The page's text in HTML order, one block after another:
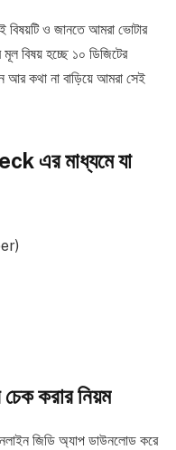
ও জানতে আমরা ভোটার
বিষয় হচ্ছে ১০ ডিজিটের
আর কথা না বাড়িয়ে আমরা সেই
এর মাধ্যমে যা
করার নিয়ম
জিডি অ্যাপ ডাউনলোড করে